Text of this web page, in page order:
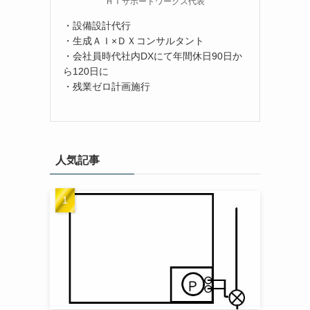
・設備設計代行
・生成ＡＩ×ＤＸコンサルタント
・会社員時代社内DXにて年間休日90日か
ら120日に
・残業ゼロ計画施行
人気記事